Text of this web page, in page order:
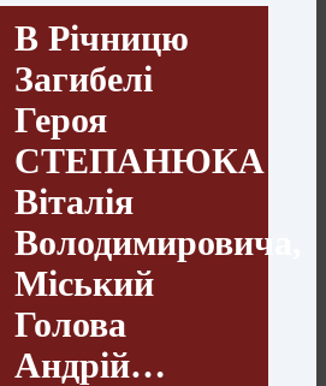
В Річницю
Загибелі
Героя
СТЕПАНЮКА
Віталія
Володимировича,
Міський
Голова
Андрій…